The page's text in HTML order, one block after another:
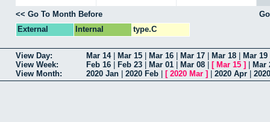
<< Go To Month Before
External
Internal type.C
View Day: Mar 14| Mar 15 Mar 16 Mar 17 Mar 18 Mar 19
View Week:
Feb 16 Feb 23 Mar 01 Mar 08 [ Mar 15 ]
Mar
View Month:
2020 Jan 2020 Feb [ 2020 Mar ] 2020 Apr